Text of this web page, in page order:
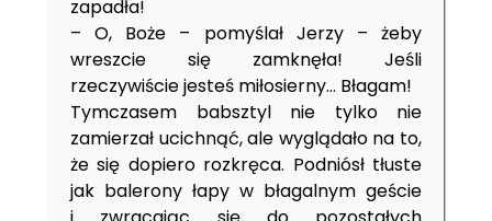
zapadła!
– O, Boże – pomyślał Jerzy – żeby
wreszcie się zamknęła! Jeśli
rzeczywiście jesteś miłosierny… Błagam!
Tymczasem babsztyl nie tylko nie
zamierzał ucichnąć, ale wyglądało na to,
że się dopiero rozkręca. Podniósł tłuste
jak balerony łapy w błagalnym geście